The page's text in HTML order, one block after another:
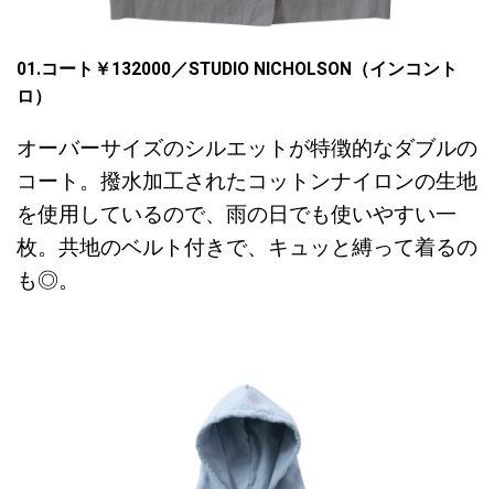
01.コート￥132000／STUDIO NICHOLSON （インコント
ロ）
オーバーサイズのシルエットが特徴的なダブルの
コート。撥水加工されたコットンナイロンの生地
を使用しているので、雨の日でも使いやすい一
枚。共地のベルト付きで、キュッと縛って着るの
も◎。